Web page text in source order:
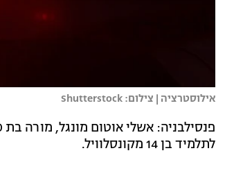
אילוסטרציה | צילום: Shutterstock
לתלמיד בן 14 מקונסלוויל.